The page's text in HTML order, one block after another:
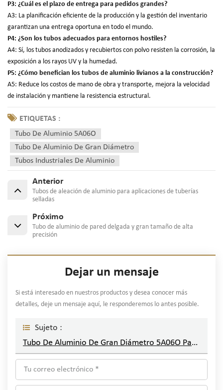
P3: ¿Cuál es el plazo de entrega para pedidos grandes?
A3: La planificación eficiente de la producción y la gestión del inventario
garantizan una entrega oportuna en todo el mundo.
P4: ¿Son los tubos adecuados para entornos hostiles?
A4: Sí, los tubos anodizados y recubiertos con polvo resisten la corrosión, la
exposición a los rayos UV y la humedad.
P5: ¿Cómo benefician los tubos de aluminio livianos a la construcción?
A5: Reduce los costos de mano de obra y transporte, mejora la velocidad
de instalación y mantiene la resistencia estructural.
ETIQUETAS :
Tubo De Aluminio 5A06O
Tubo De Aluminio De Gran Diámetro
Tubos Industriales De Aluminio
Anterior
Tubos de aleación de aluminio para aplicaciones de tuberías
selladas
Próximo
Tubo de aluminio de pared delgada y gran tamaño de alta
precisión
Dejar un mensaje
Si está interesado en nuestros productos y desea conocer más
detalles, deje un mensaje aquí, le responderemos lo antes posible.
Sujeto :
Tubo De Aluminio De Gran Diámetro 5A06O Para Aplicaciones Industriales